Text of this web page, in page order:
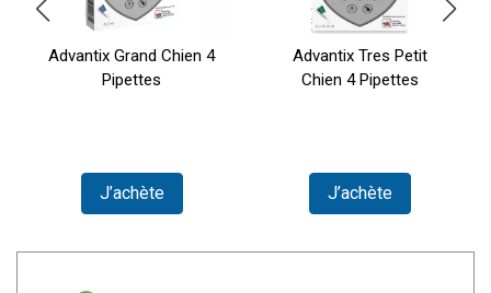
Advantix Grand Chien 4
Pipettes
J’achète
Advantix Tres Petit
Chien 4 Pipettes
J’achète